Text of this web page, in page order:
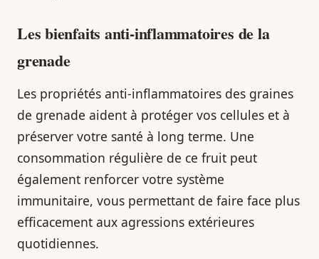
Les bienfaits anti-inflammatoires de la
grenade
Les propriétés anti-inflammatoires des graines
de grenade aident à protéger vos cellules et à
préserver votre santé à long terme. Une
consommation régulière de ce fruit peut
également renforcer votre système
immunitaire, vous permettant de faire face plus
efficacement aux agressions extérieures
quotidiennes.